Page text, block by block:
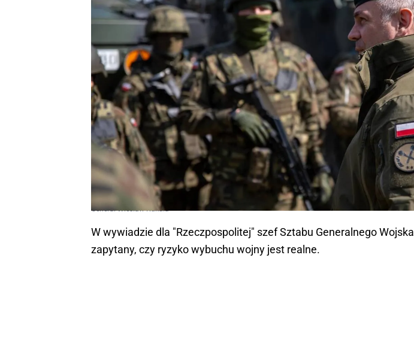
Generał Wiesław Kukuła
W wywiadzie dla "Rzeczpospolitej" szef Sztabu Generalnego
zapytany, czy ryzyko wybuchu wojny jest realne.